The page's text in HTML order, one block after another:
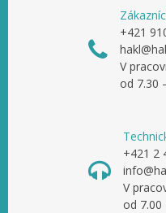
+421
V
od 7.30
+421 2
V
od 7.00